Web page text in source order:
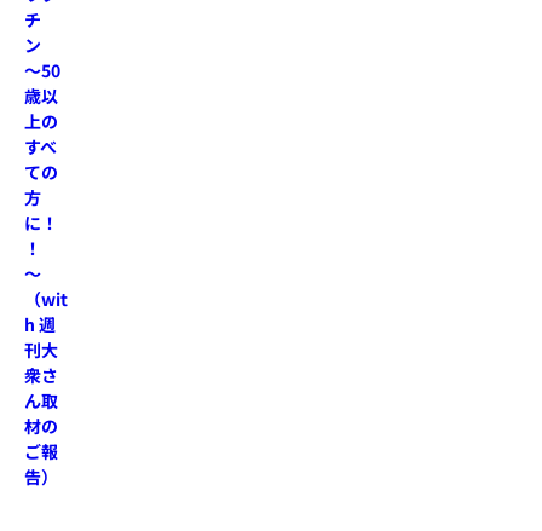
チ
ン
～50
歳以
上の
すべ
ての
方
に！
！
～
（wit
h 週
刊大
衆さ
ん取
材の
ご報
告）